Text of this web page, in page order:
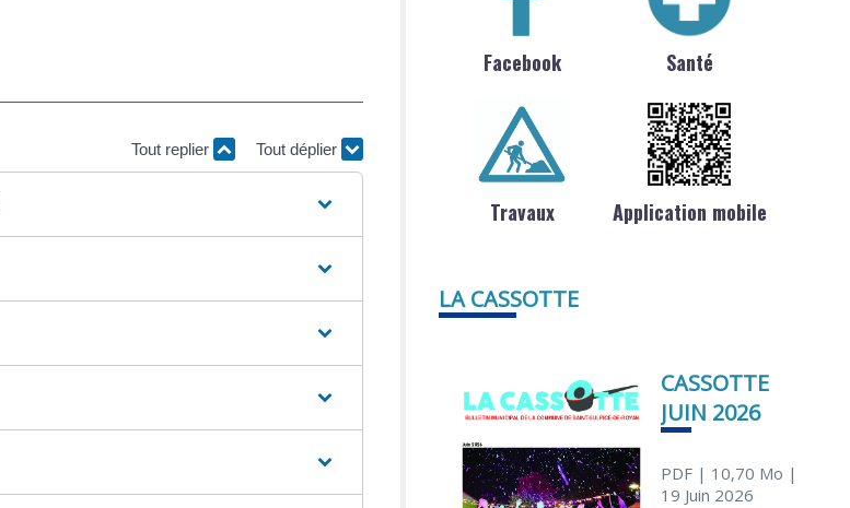
Tout replier Tout déplier
Facebook Santé
Travaux Application mobile
LA CASSOTTE
CASSOTTE
JUIN 2026
PDF| 10,70 Mo |
19 Juin 2026